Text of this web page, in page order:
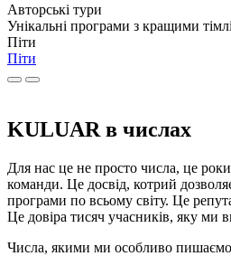
Авторські тури
Унікальні програми з кращими
Піти
Піти
KULUAR в числах
Для нас це не просто числа, це роки
команди. Це досвід, котрий
програми по всьому світу. Це
Це довіра тисяч учасників, яку ми
Числа, якими ми особливо